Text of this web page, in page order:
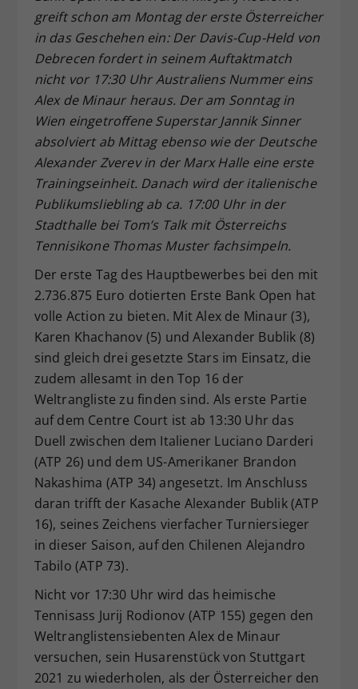
greift schon am Montag der erste Österreicher
in das Geschehen ein: Der Davis-Cup-Held von
Debrecen fordert in seinem Auftaktmatch
nicht vor 17:30 Uhr Australiens Nummer eins
Alex de Minaur heraus. Der am Sonntag in
Wien eingetroffene Superstar Jannik Sinner
absolviert ab Mittag ebenso wie der Deutsche
Alexander Zverev in der Marx Halle eine erste
Trainingseinheit. Danach wird der italienische
Publikumsliebling ab ca. 17:00 Uhr in der
Stadthalle bei Tom’s Talk mit Österreichs
Tennisikone Thomas Muster fachsimpeln.
Der erste Tag des Hauptbewerbes bei den mit
2.736.875 Euro dotierten Erste Bank Open hat
volle Action zu bieten. Mit Alex de Minaur (3),
Karen Khachanov (5) und Alexander Bublik (8)
sind gleich drei gesetzte Stars im Einsatz, die
zudem allesamt in den Top 16 der
Weltrangliste zu finden sind. Als erste Partie
auf dem Centre Court ist ab 13:30 Uhr das
Duell zwischen dem Italiener Luciano Darderi
(ATP 26) und dem US-Amerikaner Brandon
Nakashima (ATP 34) angesetzt. Im Anschluss
daran trifft der Kasache Alexander Bublik (ATP
16), seines Zeichens vierfacher Turniersieger
in dieser Saison, auf den Chilenen Alejandro
Tabilo (ATP 73).
Nicht vor 17:30 Uhr wird das heimische
Tennisass Jurij Rodionov (ATP 155) gegen den
Weltranglistensiebenten Alex de Minaur
versuchen, sein Husarenstück von Stuttgart
2021 zu wiederholen, als der Österreicher den
Zweck
Dieser Wert speichert Ihre Consent-
Einstellungen. Unter anderem eine
zufällig generierte ID, für die
historische Speicherung Ihrer
Webseiten-Betreiber dies eingestellt
hat.